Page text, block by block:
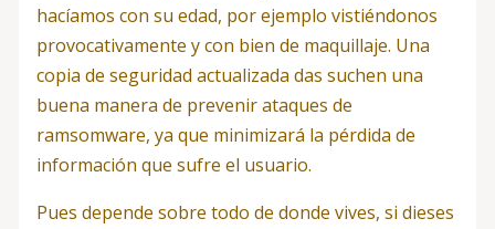
hacíamos con su edad, por ejemplo vistiéndonos
provocativamente y con bien de maquillaje. Una
copia de seguridad actualizada das suchen una
buena manera de prevenir ataques de
ramsomware, ya que minimizará la pérdida de
información que sufre el usuario.
Pues depende sobre todo de donde vives, si dieses